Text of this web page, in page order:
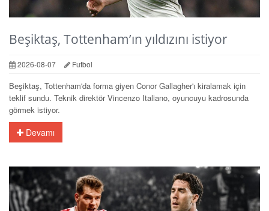
Beşiktaş, Tottenham’ın yıldızını istiyor
2026-08-07 Futbol
Beşiktaş, Tottenham'da forma giyen Conor Gallagher'ı kiralamak için
teklif sundu. Teknik direktör Vincenzo Italiano, oyuncuyu kadrosunda
görmek istiyor.
Devamı